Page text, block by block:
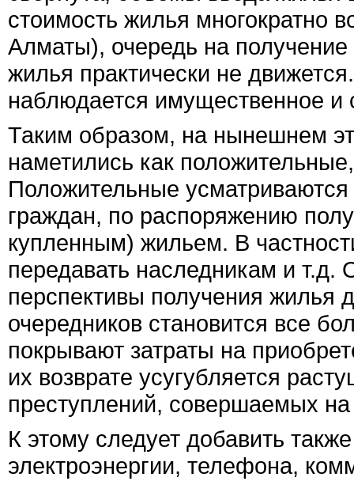
стоимость жилья многократно
Алматы), очередь на получение
жилья практически не
наблюдается имущественное
Таким образом, на нынешнем
наметились как
Положительные
граждан, по распоряжению
купленным) жильем. В
передавать наследникам и т.д.
перспективы получения жилья
очередников становится все
покрывают затраты на
их возврате усугубляется
преступлений, совершаемых на
К этому следует добавить
электроэнергии, телефона,